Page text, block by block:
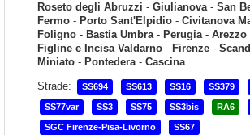
Roseto degli Abruzzi - Giulianova- San
Fermo - Porto Sant'Elpidio - Civitanova
Foligno - Bastia Umbra- Perugia- Arezzo
Figline e Incisa Valdarno - Firenze -
Miniato - Pontedera- Cascina
Strade:
SS694 SS613 SS16 SS379
SS77var SS3 SS75 SS3bis RA6
SGC Firenze-Pisa-Livorno SS67